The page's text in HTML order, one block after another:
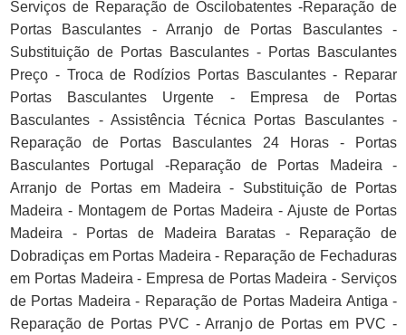
Serviços de Reparação de Oscilobatentes -Reparação de
Portas Basculantes - Arranjo de Portas Basculantes -
Substituição de Portas Basculantes - Portas Basculantes
Preço - Troca de Rodízios Portas Basculantes - Reparar
Portas Basculantes Urgente - Empresa de Portas
Basculantes - Assistência Técnica Portas Basculantes -
Reparação de Portas Basculantes 24 Horas - Portas
Basculantes Portugal -Reparação de Portas Madeira -
Arranjo de Portas em Madeira - Substituição de Portas
Madeira - Montagem de Portas Madeira - Ajuste de Portas
Madeira - Portas de Madeira Baratas - Reparação de
Dobradiças em Portas Madeira - Reparação de Fechaduras
em Portas Madeira - Empresa de Portas Madeira - Serviços
de Portas Madeira - Reparação de Portas Madeira Antiga -
Reparação de Portas PVC - Arranjo de Portas em PVC -